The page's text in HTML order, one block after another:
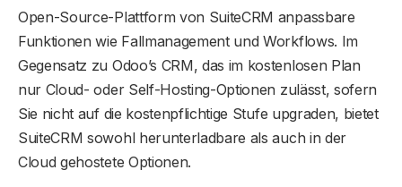
Open-Source-Plattform von SuiteCRM anpassbare
Funktionen wie Fallmanagement und Workflows. Im
Gegensatz zu Odoo’s CRM, das im kostenlosen Plan
nur Cloud- oder Self-Hosting-Optionen zulässt, sofern
Sie nicht auf die kostenpflichtige Stufe upgraden, bietet
SuiteCRM sowohl herunterladbare als auch in der
Cloud gehostete Optionen.